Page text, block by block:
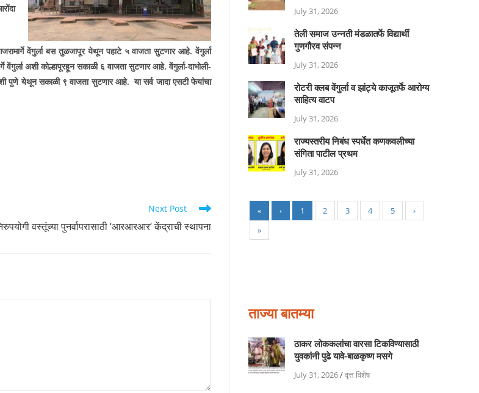
वेंगुर्ला बस तुळजापूर येथून पहाटे ५ वाजता सुटणार आहे. वेंगुर्ला
वेंगुर्ला अशी कोल्हापूरहून सकाळी ६ वाजतासुटणार आहे. वेंगुर्ला-दाभोली-
पुणे येथून सकाळी ९ वाजता सुटणार आहे. या सर्व जादा एसटी फे­यांचा
Next Post
वस्तूंच्या पुनर्वापरासाठी ‘आरआरआर‘ केंद्राची स्थापना
July 31, 2026
तेली समाज उन्नती मंडळातर्फे विद्यार्थी
गुणगौरव संपन्न
July 31, 2026
रोटरी क्लब वेंगुर्ला व झांट्ये काजूतर्फे आरोग्य
साहित्य वाटप
July 31, 2026
राज्यस्तरीय निबंध स्पर्धेत कणकवलीच्या
संगिता पाटील प्रथम
July 31, 2026
« ‹ 1 2 3 4 5
›
»
ताज्या बातम्या
ठाकर लोककलांचा वारसा टिकविण्यासाठी
युवकांनी पुढे यावे-बाळकृष्ण मसगे
July 31, 2026/वृत्त विशेष